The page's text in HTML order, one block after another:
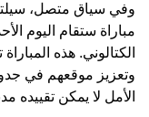
وفي سياق متصل،
مباراة ستقام اليوم
الكتالوني. هذه
وتعزيز موقعهم في
الأمل لا يمكن تقييده